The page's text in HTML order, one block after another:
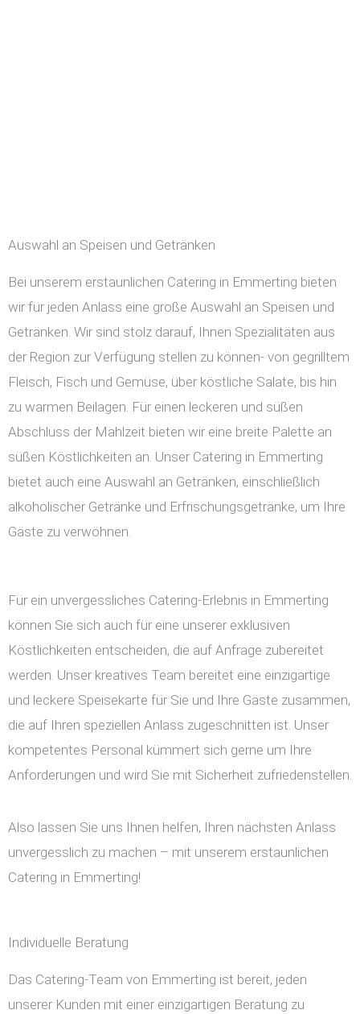
Auswahl an Speisen und Getränken
Bei unserem erstaunlichen Catering in Emmerting bieten
wir für jeden Anlass eine große Auswahl an Speisen und
Getränken. Wir sind stolz darauf, Ihnen Spezialitäten aus
der Region zur Verfügung stellen zu können- von gegrilltem
Fleisch, Fisch und Gemüse, über köstliche Salate, bis hin
zu warmen Beilagen. Für einen leckeren und süßen
Abschluss der Mahlzeit bieten wir eine breite Palette an
süßen Köstlichkeiten an. Unser Catering in Emmerting
bietet auch eine Auswahl an Getränken, einschließlich
alkoholischer Getränke und Erfrischungsgetränke, um Ihre
Gäste zu verwöhnen.
Für ein unvergessliches Catering-Erlebnis in Emmerting
können Sie sich auch für eine unserer exklusiven
Köstlichkeiten entscheiden, die auf Anfrage zubereitet
werden. Unser kreatives Team bereitet eine einzigartige
und leckere Speisekarte für Sie und Ihre Gäste zusammen,
die auf Ihren speziellen Anlass zugeschnitten ist. Unser
kompetentes Personal kümmert sich gerne um Ihre
Anforderungen und wird Sie mit Sicherheit zufriedenstellen.
Also lassen Sie uns Ihnen helfen, Ihren nächsten Anlass
unvergesslich zu machen – mit unserem erstaunlichen
Catering in Emmerting!
Individuelle Beratung
Das Catering-Team von Emmerting ist bereit, jeden
unserer Kunden mit einer einzigartigen Beratung zu